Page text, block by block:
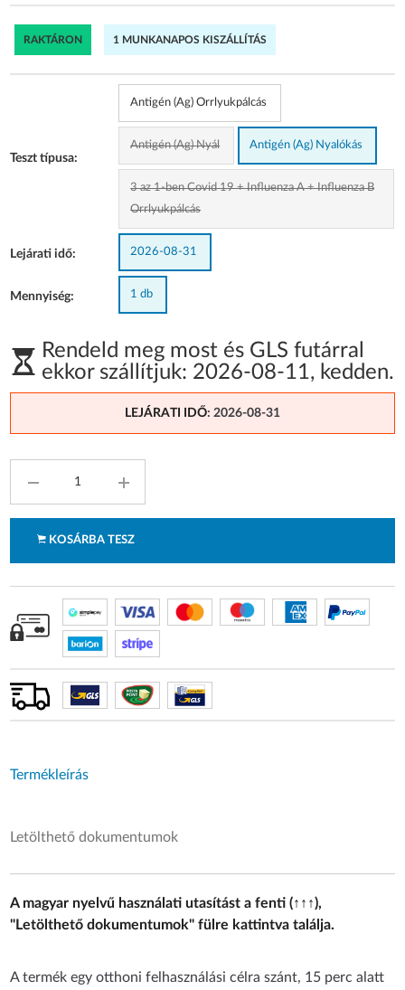
RAKTÁRON 1 MUNKANAPOS KISZÁLLÍTÁS
Teszt típusa:
Antigén (Ag) Orrlyukpálcás
Antigén (Ag) Nyál Antigén (Ag) Nyalókás
3 az 1-ben Covid 19 + Influenza A + Influenza B
Orrlyukpálcás
Lejárati idő: 2026-08-31
Mennyiség: 1 db
Rendeld meg most és GLS futárral
ekkor szállítjuk: 2026-08-11, kedden.
LEJÁRATI IDŐ: 2026-08-31
KOSÁRBA TESZ
Termékleírás
Letölthető dokumentumok
A magyar nyelvű használati utasítást a fenti (↑↑↑),
"Letölthető dokumentumok" fülre kattintva találja.
A termék egy otthoni felhasználási célra szánt, 15 perc alatt